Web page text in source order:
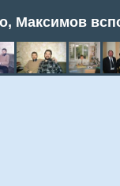
Максимов